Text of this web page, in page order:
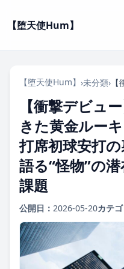
【堕天使Hum】
【堕天使Hum】 ›未分類›
【衝撃デビュ
きた黄金ルー
打席初球安打
語る“怪物”の
課題
公開日： 2026-05-20カテゴ